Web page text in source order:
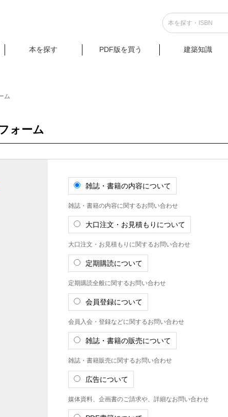
本を探す PDF版を買う 建築知識
ム
ォーム
雑誌・書籍の内容について
雑誌・書籍の内容に関するお問い合わせ
大口注文・お見積もりについて
大口注文・お見積もりに関するお問い合わせ
定期購読について
定期購読全般に関するお問い合わせ
会員登録について
会員入会・登録などに関するお問い合わせ
雑誌・書籍の販売について
雑誌・書籍販売に関するお問い合わせ
広告について
媒体資料、企画書のご請求や、詳細なお問い合わせ